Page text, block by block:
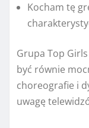
Kocham tę
Grupa Top
być równie
choreografie i
uwagę